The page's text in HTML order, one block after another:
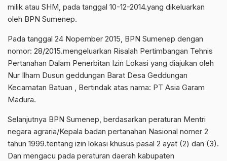
milik atau SHM, pada tanggal 10-12-2014.yang dikeluarkan
oleh BPN Sumenep.
Pada tanggal 24 Nopember 2015, BPN Sumenep dengan
nomor: 28/2015.mengeluarkan Risalah Pertimbangan Tehnis
Pertanahan Dalam Penerbitan Izin Lokasi yang diajukan oleh
Nur Ilham Dusun geddungan Barat Desa Geddungan
Kecamatan Batuan , Bertindak atas nama: PT Asia Garam
Madura.
Selanjutnya BPN Sumenep, berdasarkan peraturan Mentri
negara agraria/Kepala badan pertanahan Nasional nomer 2
tahun 1999.tentang izin lokasi khusus pasal 2 ayat (2) dan (3).
Dan mengacu pada peraturan daerah kabupaten